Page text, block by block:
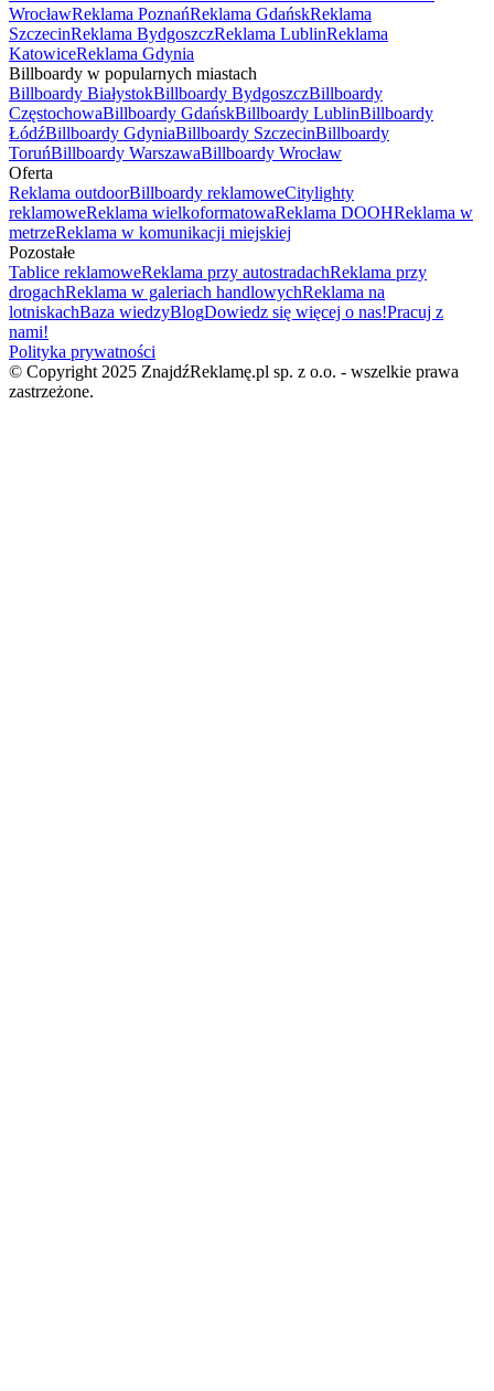
WrocławReklama PoznańReklama GdańskReklama
SzczecinReklama BydgoszczReklama LublinReklama
KatowiceReklama Gdynia
Billboardy w popularnych miastach
Billboardy BiałystokBillboardy BydgoszczBillboardy
CzęstochowaBillboardy GdańskBillboardy LublinBillboardy
ŁódźBillboardy GdyniaBillboardy SzczecinBillboardy
ToruńBillboardy WarszawaBillboardy Wrocław
Oferta
Reklama outdoorBillboardy reklamoweCitylighty
reklamoweReklama wielkoformatowaReklama DOOHReklama w
metrzeReklama w komunikacji miejskiej
Pozostałe
Tablice reklamoweReklama przy autostradachReklama przy
drogachReklama w galeriach handlowychReklama na
lotniskachBaza wiedzyBlogDowiedz się więcej o nas!Pracuj z
nami!
Polityka prywatności
© Copyright 2025 ZnajdźReklamę.pl sp. z o.o. - wszelkie prawa
zastrzeżone.